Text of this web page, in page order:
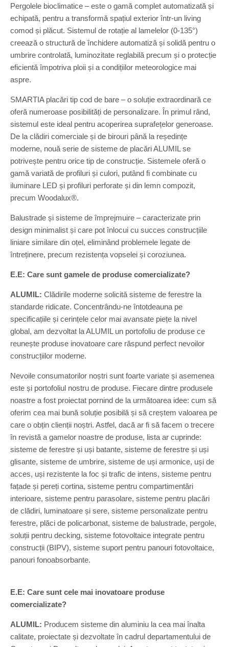
Pergolele bioclimatice – este o gamă complet automatizată și
echipată, pentru a transformă spațiul exterior într-un living
comod și plăcut. Sistemul de rotație al lamelelor (0-135°)
creează o structură de închidere automatiză și solidă pentru o
umbrire controlată, luminozitate reglabilă precum și o protecție
eficientă împotriva ploii și a condițiilor meteorologice mai
aspre.
SMARTIA placări tip cod de bare – o soluție extraordinară ce
oferă numeroase posibilități de personalizare. În primul rând,
sistemul este ideal pentru acoperirea suprafețelor generoase.
De la clădiri comerciale și de birouri până la reședințe
moderne, nouă serie de sisteme de placări ALUMIL se
potrivește pentru orice tip de construcție. Sistemele oferă o
gamă variată de profiluri și culori, putând fi combinate cu
iluminare LED și profiluri perforate și din lemn compozit,
precum Woodalux®.
Balustrade și sisteme de împrejmuire – caracterizate prin
design minimalist și care pot înlocui cu succes construcțiile
liniare similare din oțel, eliminând problemele legate de
întreținere, precum rezistența vopselei și coroziunea.
E.E: Care sunt gamele de produse comercializate?
ALUMIL: Clădirile moderne solicită sisteme de ferestre la
standarde ridicate. Concentrându-ne întotdeauna pe
specificațiile și cerințele celor mai avansate piețe la nivel
global, am dezvoltat la ALUMIL un portofoliu de produse ce
reunește produse inovatoare care răspund perfect nevoilor
construcțiilor moderne.
Nevoile consumatorilor noștri sunt foarte variate și asemenea
este și portofoliul nostru de produse. Fiecare dintre produsele
noastre a fost proiectat pornind de la următoarea idee: cum să
oferim cea mai bună soluție posibilă și să creștem valoarea pe
care o obțin clienții noștri. Astfel, dacă ar fi să facem o trecere
în revistă a gamelor noastre de produse, lista ar cuprinde:
sisteme de ferestre și uși batante, sisteme de ferestre și uși
glisante, sisteme de umbrire, sisteme de uși armonice, uși de
acces, uși rezistente la foc și trafic de intens, sisteme pentru
fațade și pereți cortina, sisteme pentru compartimentări
interioare, sisteme pentru parasolare, sisteme pentru placări
de clădiri, luminatoare și sere, sisteme personalizate pentru
ferestre, plăci de policarbonat, sisteme de balustrade, pergole,
soluții pentru decking, sisteme fotovoltaice integrate pentru
construcții (BIPV), sisteme suport pentru panouri fotovoltaice,
panouri fonoabsorbante.
E.E: Care sunt cele mai inovatoare produse
comercializate?
ALUMIL: Producem sisteme din aluminiu la cea mai înalta
calitate, proiectate și dezvoltate în cadrul departamentului de